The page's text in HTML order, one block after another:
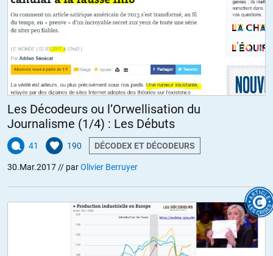
Les Décodeurs ou l’Orwellisation du
Journalisme (1/4) : Les Débuts
41 190 DÉCODEX ET DÉCODEURS
30.Mar.2017 // parOlivier Berruyer